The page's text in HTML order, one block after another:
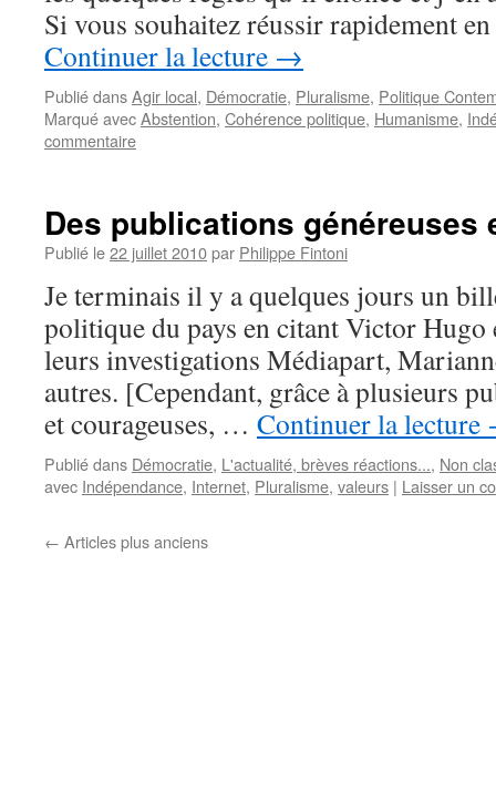
Si vous souhaitez réussir rapidement
Continuer la lecture →
Publié dansAgir local, Démocratie, Pluralisme, Politique
Marqué avecAbstention, Cohérence politique, Humanisme,
commentaire
Des publications généreuses
Publié le22 juillet 2010par Philippe Fintoni
Je terminais il y a quelques jours un
politique du pays en citant Victor Hugo
leurs investigations Médiapart,
autres. [Cependant, grâce à plusieurs
et courageuses, … Continuer la lecture
Publié dans Démocratie, L'actualité, brèves réactions..., Non
avec Indépendance, Internet, Pluralisme, valeurs | Laisser un
← Articles plus anciens